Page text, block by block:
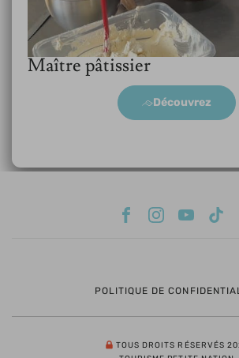
Maître pâtissier
Découvrez
TOUS DROITS RÉSERVÉS
POLITIQUE DE